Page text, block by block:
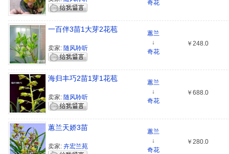
奇花
一百伴3苗1大芽2花苞
卖家: 随风聆听
蕙兰
↓
奇花
￥248.0
海归丰巧2苗1芽1花苞
卖家: 随风聆听
蕙兰
↓
奇花
￥688.0
蕙兰天娇3苗
卖家: 卉宏兰苑
蕙兰
↓
奇花
￥280.0